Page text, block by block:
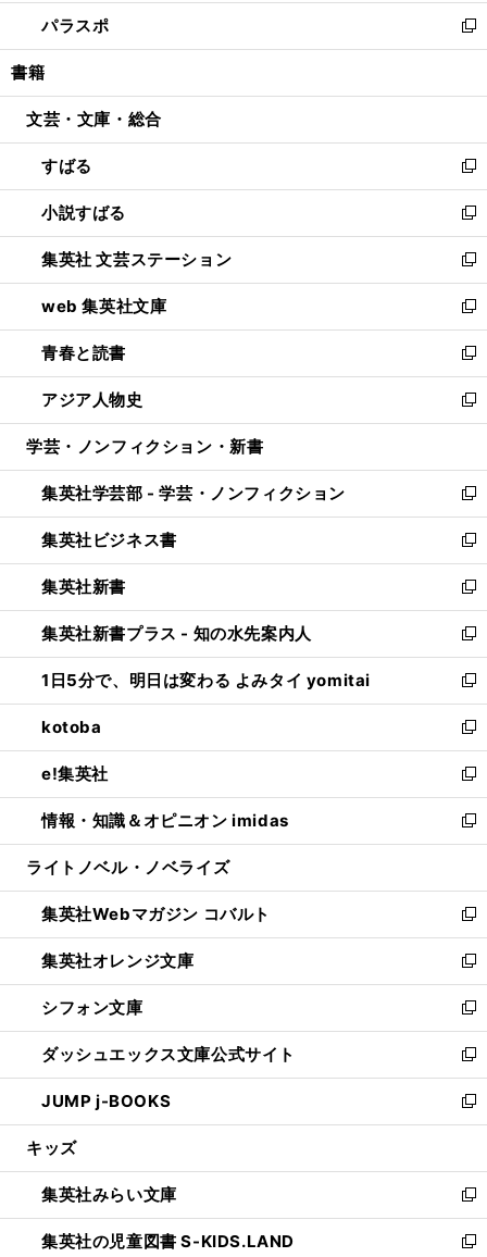
で
開
ン
ド
ウ
開
ウ
ィ
ン
ウ
開
く
し
い
ウ
ン
ウ
で
開
く
パラスポ
新
し
ウ
ン
ド
ウ
で
開
く
書籍
文芸・文庫・総合
すばる
新
し
い
ウ
ィ
ン
ド
ウ
で
開
く
小説すばる
新
し
い
ウ
ィ
ン
ド
ウ
で
開
集英社 文芸ステーション
新
し
い
ウ
ィ
ン
ド
ウ
開
く
web 集英社文庫
新
し
い
ウ
ィ
ン
ウ
で
開
く
青春と読書
新
し
い
ウ
ン
ド
ウ
で
開
く
アジア人物史
新
し
ウ
ィ
ン
ド
ウ
で
開
く
学芸・ノンフィクション・新書
集英社学芸部 - 学芸・ノンフィクション
新
し
い
ウ
ィ
ン
ド
ウ
で
開
く
集英社ビジネス書
新
し
い
ウ
ィ
ン
ド
ウ
で
開
く
集英社新書
新
し
い
ウ
ィ
ン
ド
ウ
で
開
く
集英社新書プラス - 知の水先案内人
新
し
い
ウ
ィ
ン
ド
ウ
で
開
1日5分で、明日は変わる よみタイ yomitai
新
し
い
ウ
ィ
ン
ド
ウ
開
く
kotoba
新
し
い
ウ
ィ
ン
ウ
で
開
く
e!集英社
新
し
い
ウ
ン
ド
ウ
で
開
く
情報・知識＆オピニオン imidas
新
し
ウ
ィ
ン
ド
ウ
で
開
く
ライトノベル・ノベライズ
集英社Webマガジン コバルト
新
し
い
ウ
ィ
ン
ド
ウ
で
開
集英社オレンジ文庫
新
し
い
ウ
ィ
ン
ド
ウ
開
く
シフォン文庫
新
し
い
ウ
ィ
ン
ウ
で
開
く
ダッシュエックス文庫公式サイト
新
し
い
ウ
ン
ド
ウ
で
JUMP j-BOOKS
新
し
ウ
ィ
ン
ド
キッズ
集英社みらい文庫
新
し
い
集英社の児童図書 S-KIDS.LAND
新